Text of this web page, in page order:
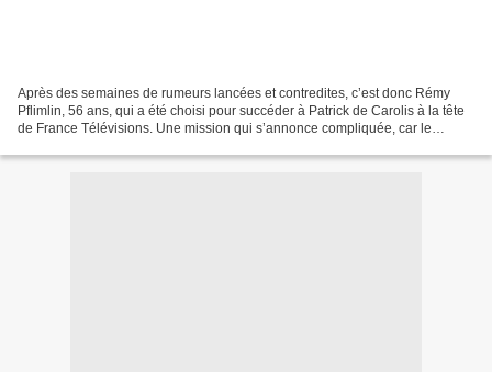
Après des semaines de rumeurs lancées et contredites, c’est donc Rémy
Pflimlin, 56 ans, qui a été choisi pour succéder à Patrick de Carolis à la tête
de France Télévisions. Une mission qui s’annonce compliquée, car le